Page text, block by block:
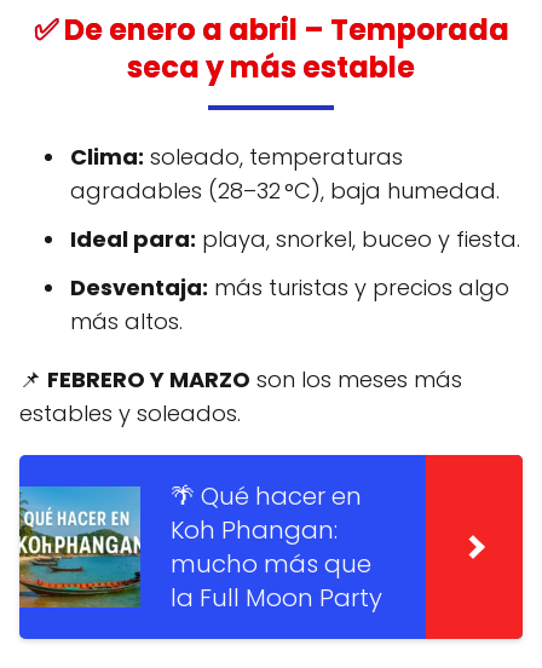
✅De enero a abril – Temporada
seca y más estable
Clima: soleado, temperaturas
agradables (28–32 °C), baja humedad.
Ideal para: playa, snorkel, buceo y fiesta.
Desventaja: más turistas y precios algo
más altos.
📌 FEBRERO Y MARZO son los meses más
estables y soleados.
🌴 Qué hacer en
Koh Phangan:
mucho más que
la Full Moon Party